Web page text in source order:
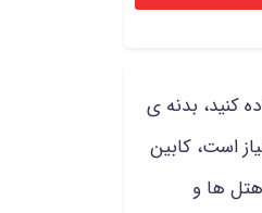
کنید، بدنه ی
است، کابین
هتل ها و